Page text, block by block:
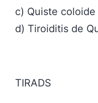
c) Quiste coloide
d) Tiroiditis de
TIRADS